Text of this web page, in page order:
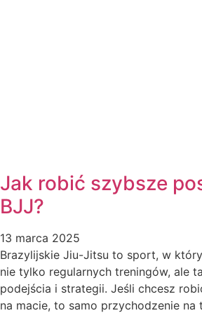
Jak robić szybsze
BJJ?
13 marca 2025
Brazylijskie Jiu-Jitsu to sport, w
nie tylko regularnych treningów, ale
podejścia i strategii. Jeśli chcesz
na macie, to samo przychodzenie na